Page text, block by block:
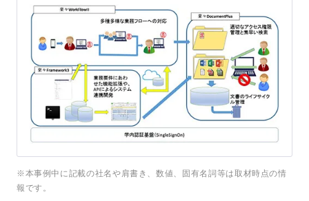
※本事例中に記載の社名や肩書き、数値、固有名詞等は取材時点の情
報です。